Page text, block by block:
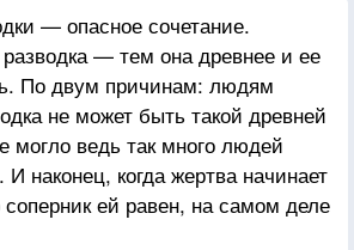
— опасное сочетание.
— тем она древнее и ее
По двум причинам: людям
не может быть такой древней
ведь так много людей
И наконец, когда жертва начинает
ей равен, на самом деле
в своих собственных